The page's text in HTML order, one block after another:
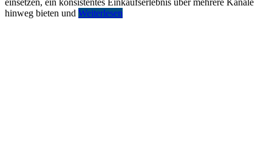
einsetzen, ein konsistentes Einkaufserlebnis über mehrere Kanäle
hinweg bieten und Weiterlesen